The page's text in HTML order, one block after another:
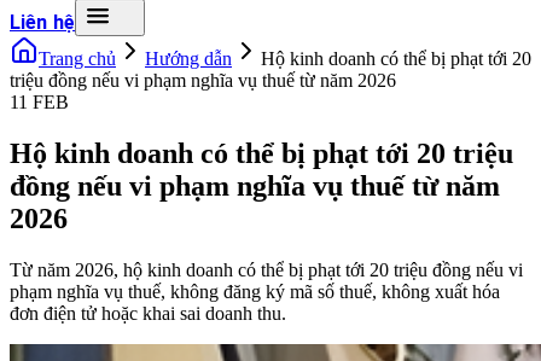
Liên hệ
Trang chủ Hướng dẫn
Hộ kinh doanh có thể bị phạt tới 20
triệu đồng nếu vi phạm nghĩa vụ thuế từ năm 2026
11 FEB
Hộ kinh doanh có thể bị phạt tới 20 triệu
đồng nếu vi phạm nghĩa vụ thuế từ năm
2026
Từ năm 2026, hộ kinh doanh có thể bị phạt tới 20 triệu đồng nếu vi
phạm nghĩa vụ thuế, không đăng ký mã số thuế, không xuất hóa
đơn điện tử hoặc khai sai doanh thu.